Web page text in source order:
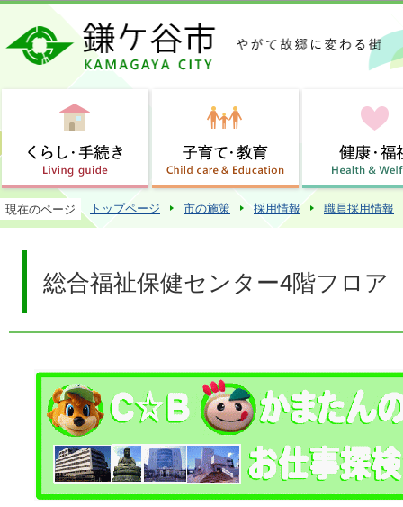
この
現在のページ トップページ 市の施策 採用情報 職員採用情報
総合福祉保健センター4階フロア